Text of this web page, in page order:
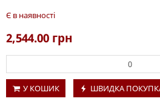
Є в наявності
2,544.00 грн
У КОШИК
ШВИДКА